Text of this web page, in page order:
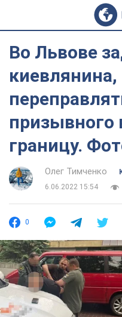
Во Львове
призывного
границу.
Олег Тимченко
6.06.2022 15:54
0